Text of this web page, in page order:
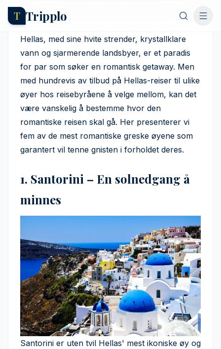
T Tripplo
5 av de mest romantiske
greske øyene for par
Hellas, med sine hvite strender, krystallklare
vann og sjarmerende landsbyer, er et paradis
for par som søker en romantisk getaway. Men
med hundrevis av tilbud på Hellas-reiser til ulike
øyer hos reisebyråene å velge mellom, kan det
være vanskelig å bestemme hvor den
romantiske reisen skal gå. Her presenterer vi
fem av de mest romantiske greske øyene som
garantert vil tenne gnisten i forholdet deres.
1. Santorini – En solnedgang å
minnes
Santorini er uten tvil Hellas' mest ikoniske øy og